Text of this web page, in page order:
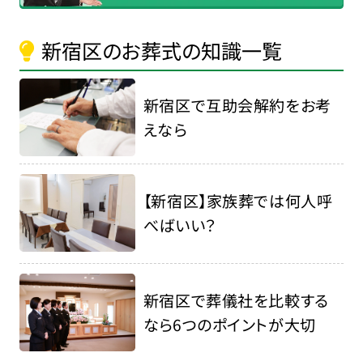
新宿区のお葬式の知識一覧
新宿区で互助会解約をお考
えなら
【新宿区】家族葬では何人呼
べばいい？
新宿区で葬儀社を比較する
なら6つのポイントが大切